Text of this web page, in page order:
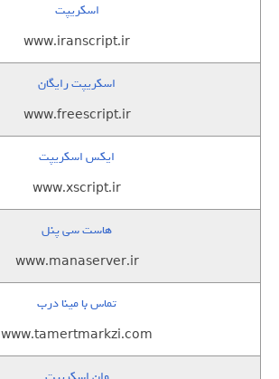
اسکریپت
www.iranscript.ir
اسکریپت رایگان
www.freescript.ir
ایکس اسکریپت
www.xscript.ir
هاست سی پنل
www.manaserver.ir
تماس با مینا درب
www.tamertmarkzi.com